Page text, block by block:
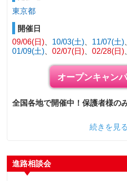
東京都
開催日
09/06(日)
10/03(土) 11/07(土)
01/09(土)
02/07(日) 02/28(日)
オープンキャン
全国各地で開催中！保護者様の
続きを見る
進路相談会